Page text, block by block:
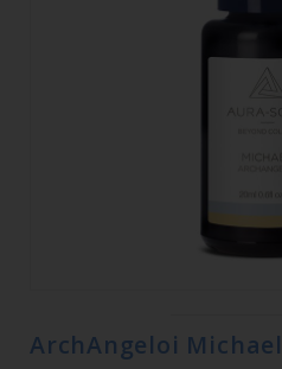
ArchAngeloi